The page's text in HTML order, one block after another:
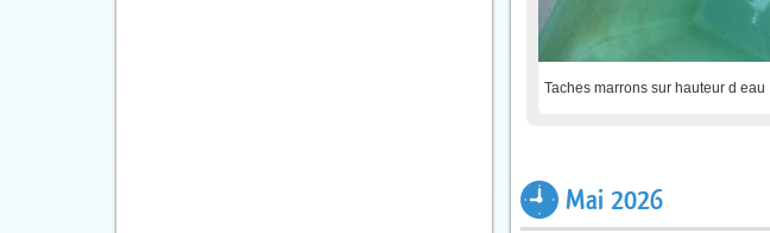
Taches marrons sur hauteur d eau
Mai 2026